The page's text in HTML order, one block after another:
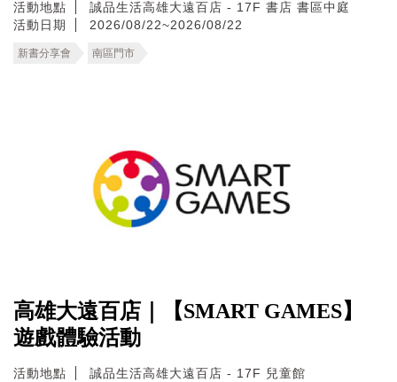
活動地點
誠品生活高雄大遠百店 - 17F 書店 書區中庭
活動日期
2026/08/22~2026/08/22
新書分享會 南區門市
高雄大遠百店｜【SMART GAMES】
遊戲體驗活動
活動地點
誠品生活高雄大遠百店 - 17F 兒童館